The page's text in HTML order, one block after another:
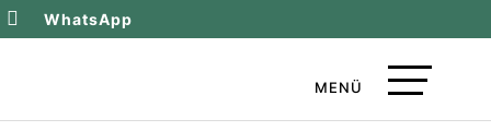
 WhatsApp